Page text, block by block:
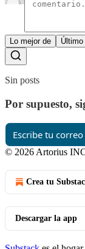
Lo mejor de Último
Sin posts
Por supuesto,
© 2026 Artorius
Crea tu
Descargar la app